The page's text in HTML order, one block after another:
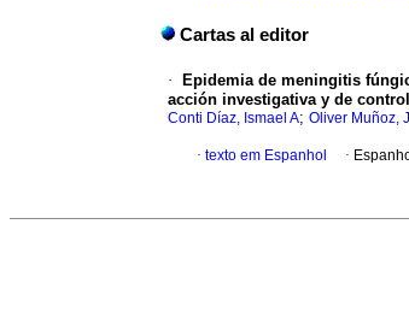
Cartas al editor
·
Epidemia de meningitis
acción investigativa y de control
Conti Díaz, Ismael A; Oliver Muñoz,
· texto em Espanhol ·